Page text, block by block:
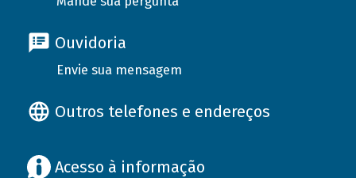
Ouvidoria
Envie sua mensagem
Outros telefones e endereços
Acesso à informação